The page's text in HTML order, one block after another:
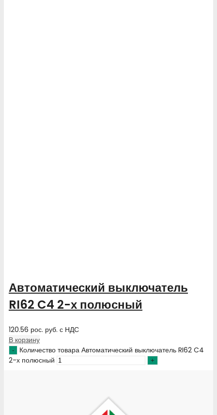
Автоматический выключатель
RI62 C4 2-х полюсный
120.56 рос. руб. с НДС
В корзину
Количество товара Автоматический выключатель RI62 C4
2-х полюсный